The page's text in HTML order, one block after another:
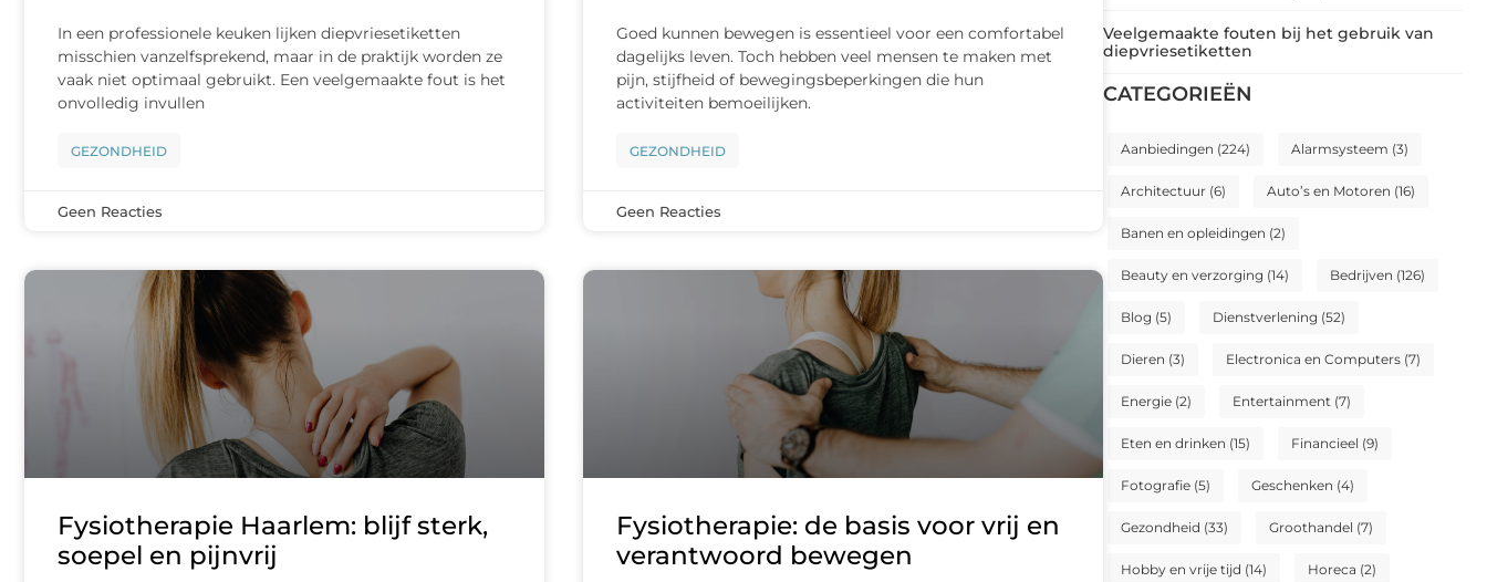
Veelgemaakte fouten bij het gebruik van
diepvriesetiketten
CATEGORIEËN
Aanbiedingen (224) Alarmsysteem (3)
Architectuur (6) Auto’s en Motoren (16)
Banen en opleidingen (2)
Beauty en verzorging (14) Bedrijven (126)
Blog (5) Dienstverlening (52)
Dieren (3) Electronica en Computers (7)
Energie (2) Entertainment (7)
Eten en drinken (15) Financieel (9)
Fotografie (5) Geschenken (4)
Gezondheid (33) Groothandel (7)
Hobby en vrije tijd (14) Horeca (2)
In een professionele keuken lijken diepvriesetiketten
misschien vanzelfsprekend, maar in de praktijk worden ze
vaak niet optimaal gebruikt. Een veelgemaakte fout is het
onvolledig invullen
GEZONDHEID
Geen Reacties
Goed kunnen bewegen is essentieel voor een comfortabel
dagelijks leven. Toch hebben veel mensen te maken met
pijn, stijfheid of bewegingsbeperkingen die hun
activiteiten bemoeilijken.
GEZONDHEID
Geen Reacties
Fysiotherapie Haarlem: blijf sterk,
soepel en pijnvrij
Fysiotherapie: de basis voor vrij en
verantwoord bewegen